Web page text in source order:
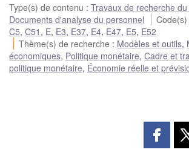
Type(s) de contenu : Travaux de recherche
Documents d'analyse du personnel
Code(s)
C5, C51 , E, E3, E37, E4, E47, E5, E52
Thème(s) de recherche : Modèles et outils,
économiques, Politique monétaire, Cadre et
politique monétaire, Économie réelle et